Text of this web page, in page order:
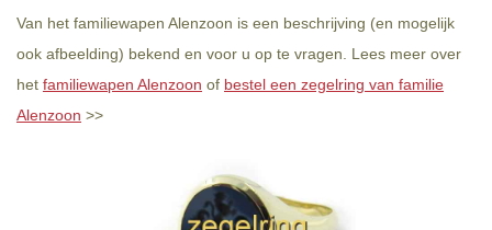
Van het familiewapen Alenzoon is een beschrijving (en mogelijk
ook afbeelding) bekend en voor u op te vragen. Lees meer over
het familiewapen Alenzoon of bestel een zegelring van familie
Alenzoon >>